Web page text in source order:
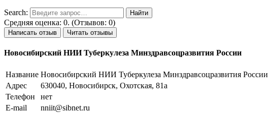
Search:
Средняя оценка: 0. (Отзывов: 0)
Написать отзыв Читать отзывы
Новосибирский НИИ Туберкулеза Минздравсоцразвития России
Название Новосибирский НИИ Туберкулеза Минздравсоцразвития России
Адрес
630040, Новосибирск, Охотская, 81а
Телефон
нет
E-mail
nniit@sibnet.ru